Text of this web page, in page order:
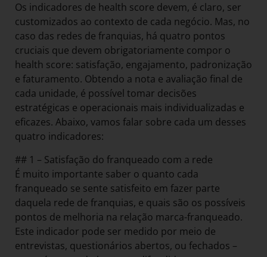
Os indicadores de health score devem, é claro, ser
customizados ao contexto de cada negócio. Mas, no
caso das redes de franquias, há quatro pontos
cruciais que devem obrigatoriamente compor o
health score: satisfação, engajamento, padronização
e faturamento. Obtendo a nota e avaliação final de
cada unidade, é possível tomar decisões
estratégicas e operacionais mais individualizadas e
eficazes. Abaixo, vamos falar sobre cada um desses
quatro indicadores:
## 1 – Satisfação do franqueado com a rede
É muito importante saber o quanto cada
franqueado se sente satisfeito em fazer parte
daquela rede de franquias, e quais são os possíveis
pontos de melhoria na relação marca-franqueado.
Este indicador pode ser medido por meio de
entrevistas, questionários abertos, ou fechados –